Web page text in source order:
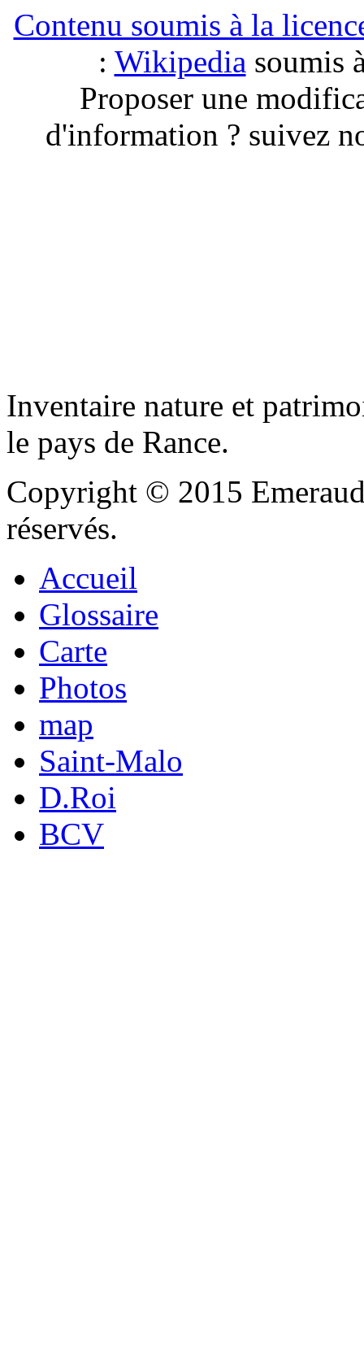
Contenu soumis à la
: Wikipedia soumis
Proposer une
d'information ? suivez
Inventaire nature et
le pays de Rance.
Copyright © 2015
réservés.
Accueil
Glossaire
Carte
Photos
map
Saint-Malo
D.Roi
BCV